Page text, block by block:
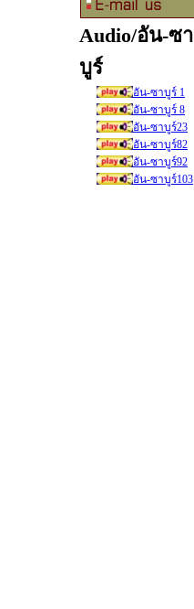
Audio/อัน-ซา
บูร์
อัน-ซาบูร์ 1
อัน-ซาบูร์ 8
อัน-ซาบูร์23
อัน-ซาบูร์82
อัน-ซาบูร์92
อัน-ซาบูร์103